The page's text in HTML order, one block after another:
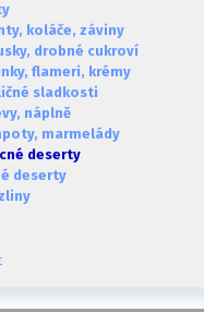
koláče, záviny
drobné cukroví
flameri, krémy
sladkosti
náplně
marmelády
deserty
deserty